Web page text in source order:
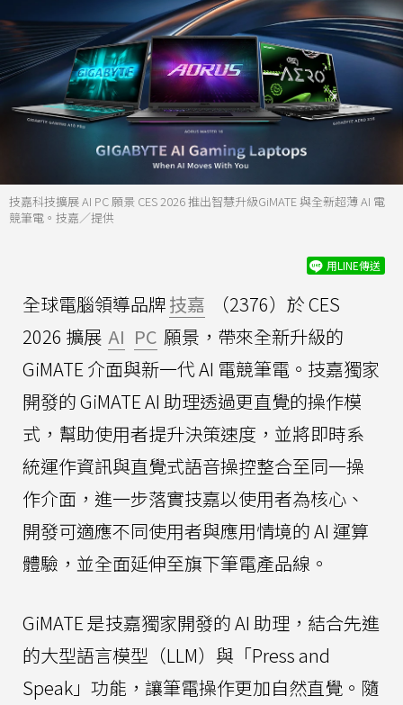
技嘉科技擴展 AI PC 願景 CES 2026 推出智慧升級GiMATE 與全新超薄 AI 電
競筆電。技嘉／提供
用LINE傳送
全球電腦領導品牌技嘉
（2376）於 CES
2026 擴展 AI PC 願景，帶來全新升級的
GiMATE 介面與新一代 AI 電競筆電。技嘉獨家
開發的 GiMATE AI 助理透過更直覺的操作模
式，幫助使用者提升決策速度，並將即時系
統運作資訊與直覺式語音操控整合至同一操
作介面，進一步落實技嘉以使用者為核心、
開發可適應不同使用者與應用情境的 AI 運算
體驗，並全面延伸至旗下筆電產品線。
GiMATE 是技嘉獨家開發的 AI 助理，結合先進
的大型語言模型（LLM）與「Press and
Speak」功能，讓筆電操作更加自然直覺。隨